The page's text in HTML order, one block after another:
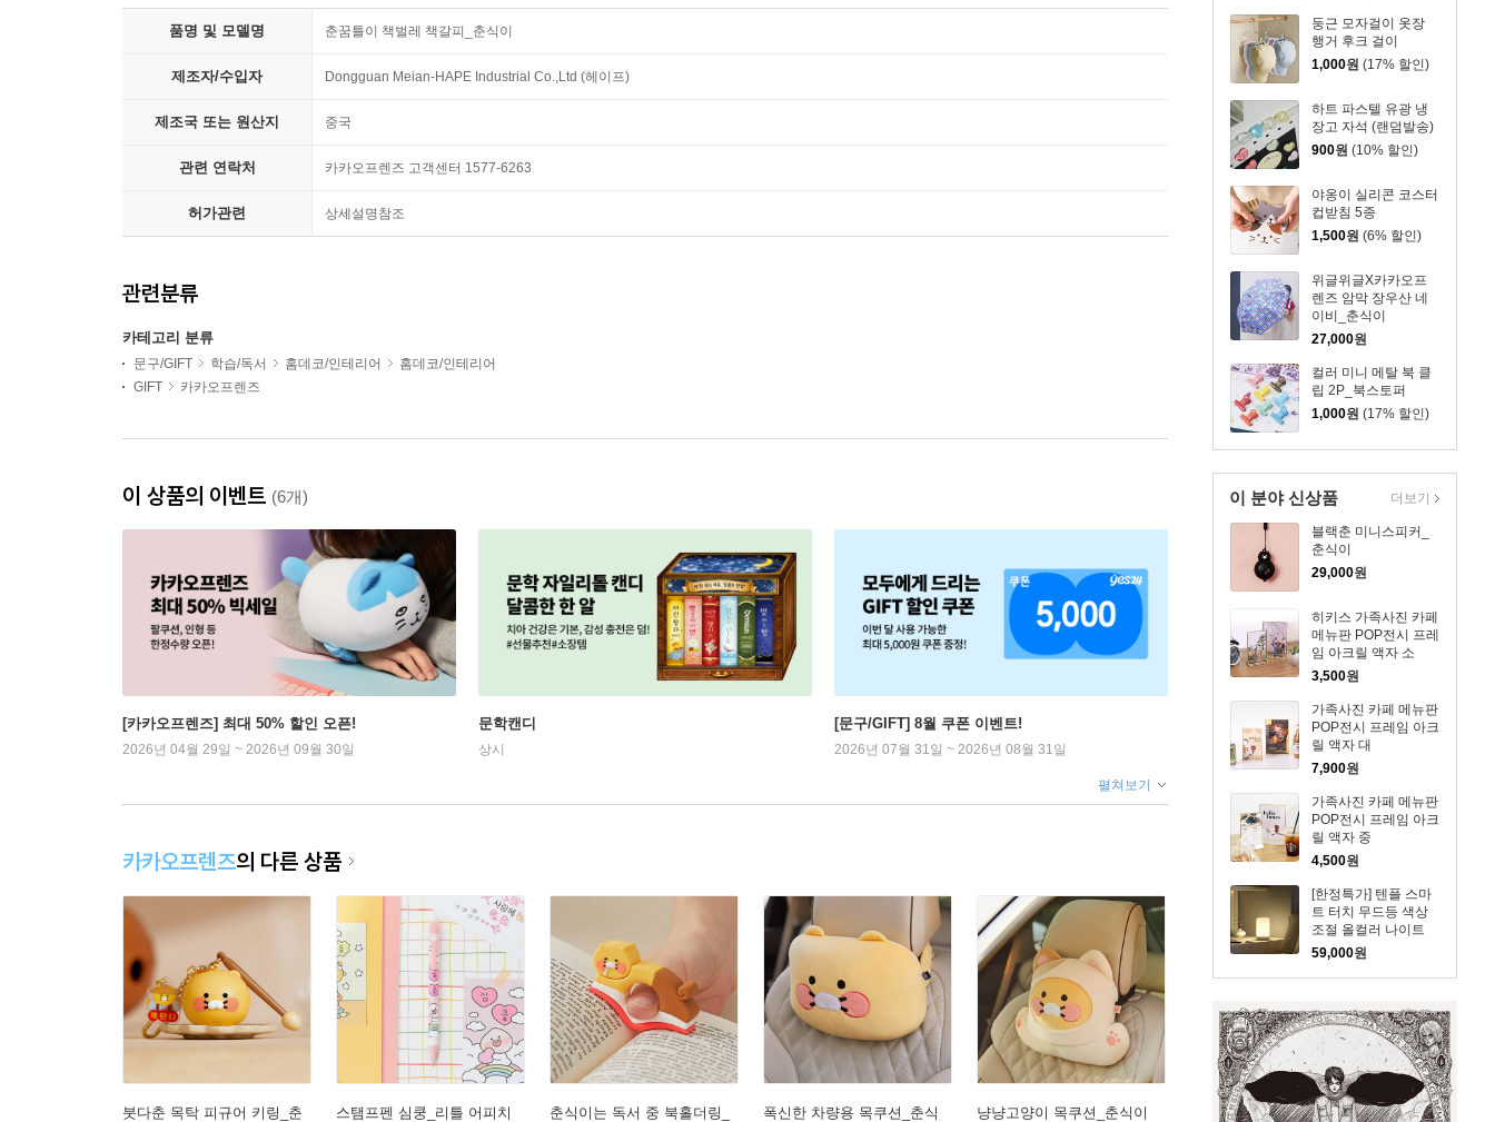
둥근 모자걸이 옷장
행거 후크 걸이
1,000원 (17% 할인)
하트 파스텔 유광 냉
장고 자석 (랜덤발송)
900원 (10% 할인)
야옹이 실리콘 코스터
컵받침 5종
1,500원 (6% 할인)
위글위글X카카오프
렌즈 암막 장우산 네
이비_춘식이
27,000원
컬러 미니 메탈 북 클
립 2P_북스토퍼
1,000원 (17% 할인)
이 분야 신상품
블랙춘 미니스피커_
춘식이
29,000원
히키스 가족사진 카페
메뉴판 POP전시 프레
임 아크릴 액자 소
3,500원
가족사진 카페 메뉴판
POP전시 프레임 아크
릴 액자 대
7,900원
가족사진 카페 메뉴판
POP전시 프레임 아크
릴 액자 중
4,500원
[한정특가] 텐플 스마
트 터치 무드등 색상
조절 올컬러 나이트
버드 조명 취침등
59,000원
더보기
품명 및 모델명 춘꿈틀이 책벌레 책갈피_춘식이
제조자/수입자 Dongguan Meian-HAPE Industrial Co.,Ltd (헤이프)
제조국 또는 원산지 중국
관련 연락처 카카오프렌즈 고객센터 1577-6263
허가관련 상세설명참조
관련분류
카테고리 분류
문구/GIFT 학습/독서 홈데코/인테리어
홈데코/인테리어
GIFT
카카오프렌즈
이 상품의 이벤트 (6개)
[카카오프렌즈] 최대 50% 할인 오픈!
2026년 04월 29일 ~ 2026년 09월 30일
문학캔디
상시
[문구/GIFT] 8월 쿠폰 이벤트!
2026년 07월 31일 ~ 2026년 08월 31일
펼쳐보기
카카오프렌즈의 다른 상품
붓다춘 목탁 피규어 키링_춘
스탬프펜 심쿵_리틀 어피치
춘식이는 독서 중 북홀더링_
폭신한 차량용 목쿠션_춘식
냥냥고양이 목쿠션_춘식이